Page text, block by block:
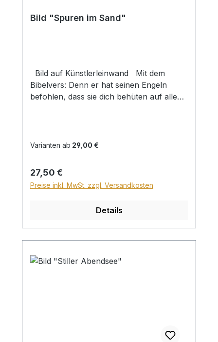
Bild "Spuren im Sand"
Bild auf Künstlerleinwand Mit dem
Bibelvers: Denn er hat seinen Engeln
befohlen, dass sie dich behüten auf allen
Beim Versand von Bildern ab dem Format
den Versand innerhalb Deutschlands ein
Zuschlag für Sperrgut in Höhe von
28,99€ berechnet. Für den Versand ins
Varianten ab 29,00 €
Regulärer Preis:
27,50 €
Preise inkl. MwSt. zzgl. Versandkosten
Details